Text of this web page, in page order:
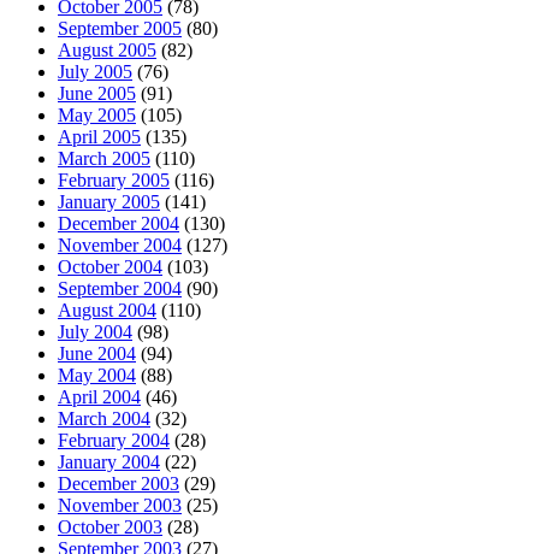
October 2005 (78)
September 2005 (80)
August 2005 (82)
July 2005 (76)
June 2005 (91)
May 2005 (105)
April 2005 (135)
March 2005 (110)
February 2005 (116)
January 2005 (141)
December 2004 (130)
November 2004 (127)
October 2004 (103)
September 2004 (90)
August 2004 (110)
July 2004 (98)
June 2004 (94)
May 2004 (88)
April 2004 (46)
March 2004 (32)
February 2004 (28)
January 2004 (22)
December 2003 (29)
November 2003 (25)
October 2003 (28)
September 2003 (27)